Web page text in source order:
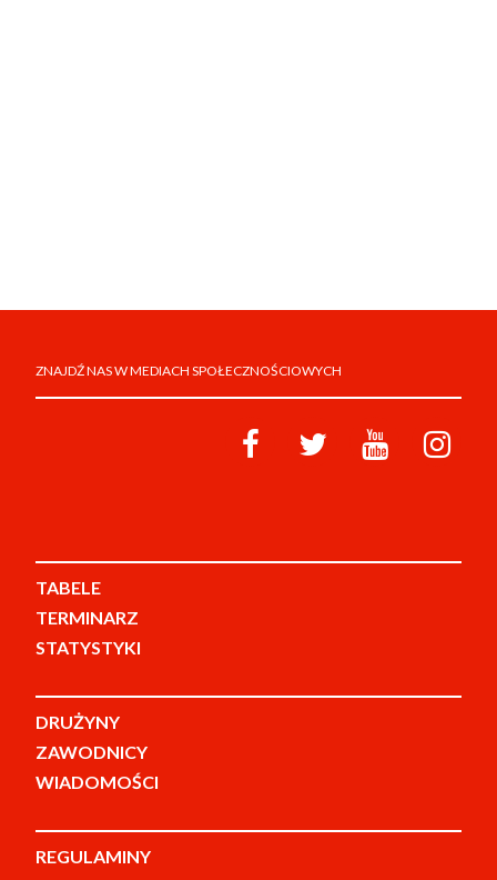
ZNAJDŹ NAS W MEDIACH SPOŁECZNOŚCIOWYCH
TABELE
TERMINARZ
STATYSTYKI
DRUŻYNY
ZAWODNICY
WIADOMOŚCI
REGULAMINY